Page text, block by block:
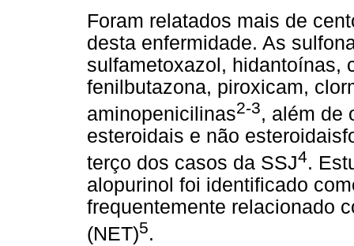
Foram relatados mais de
desta enfermidade. As
sulfametoxazol, hidantoínas,
fenilbutazona, piroxicam,
aminopenicilinas2-3, além de
esteroidais e não
terço dos casos da SSJ4.
alopurinol foi identificado
frequentemente relacionado
(NET)5.